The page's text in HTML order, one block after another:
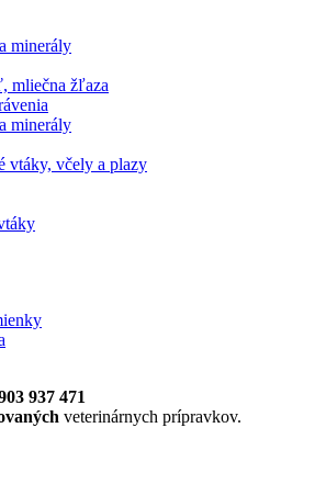
minerály
mliečna žľaza
minerály
vtáky, včely a plazy
937 471
veterinárnych prípravkov.